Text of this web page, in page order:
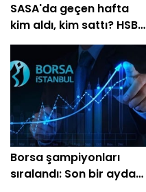
SASA'da geçen hafta
kim aldı, kim sattı? HSBC
%64'ünü topladı
Borsa şampiyonları
sıralandı: Son bir ayda